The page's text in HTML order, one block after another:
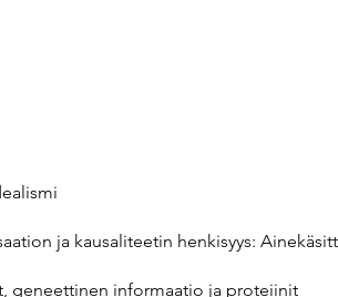
ja kausaliteetin henkisyys:
geneettinen informaatio ja proteiinit